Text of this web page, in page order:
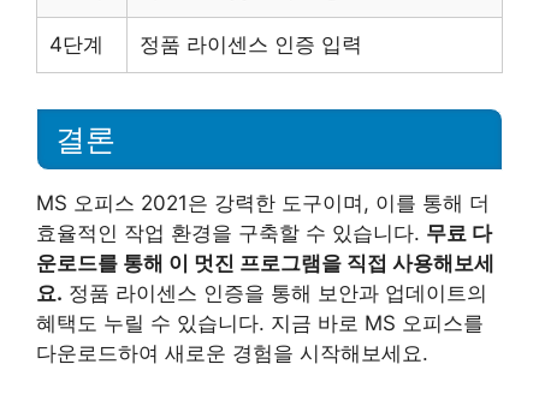
4단계 정품 라이센스 인증 입력
결론
MS 오피스 2021은 강력한 도구이며, 이를 통해 더
효율적인 작업 환경을 구축할 수 있습니다. 무료 다
운로드를 통해 이 멋진 프로그램을 직접 사용해보세
요. 정품 라이센스 인증을 통해 보안과 업데이트의
혜택도 누릴 수 있습니다. 지금 바로 MS 오피스를
다운로드하여 새로운 경험을 시작해보세요.